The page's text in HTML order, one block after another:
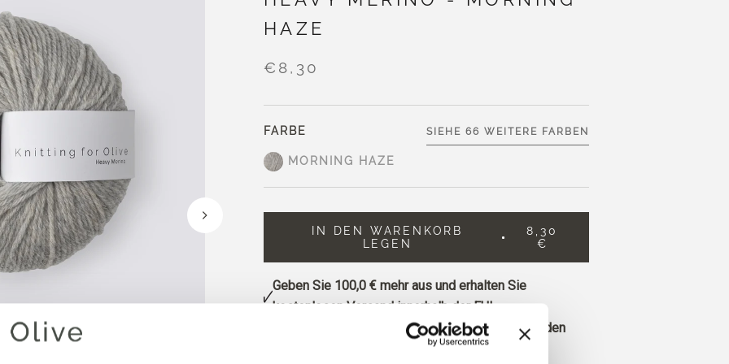
HAZE
€8,30
FARBE
MORNING HAZE
SIEHE 66 WEITERE FARBEN
IN DEN WARENKORB
LEGEN
8,30
€
Geben Sie 100,0 €mehr aus und erhalten Sie
kostenlosen Versand innerhalb der EU!
Bestellungen, die vor 13 Uhr MEZ eingehen, werden
noch am selben Tag versandt.